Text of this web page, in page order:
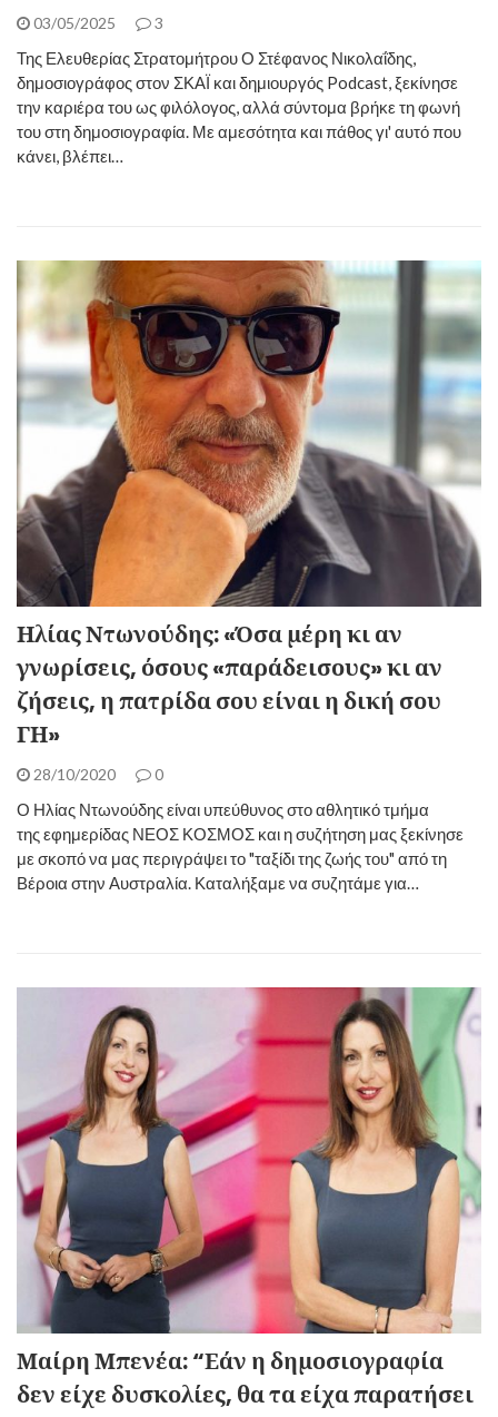
03/05/2025 3
Της Ελευθερίας Στρατομήτρου Ο Στέφανος Νικολαΐδης,
δημοσιογράφος στον ΣΚΑΪ και δημιουργός Podcast, ξεκίνησε
την καριέρα του ως φιλόλογος, αλλά σύντομα βρήκε τη φωνή
του στη δημοσιογραφία. Με αμεσότητα και πάθος γι' αυτό που
κάνει, βλέπει…
Ηλίας Ντωνούδης: «Όσα μέρη κι αν
γνωρίσεις, όσους «παράδεισους» κι αν
ζήσεις, η πατρίδα σου είναι η δική σου
ΓΗ»
28/10/2020 0
Ο Ηλίας Ντωνούδης είναι υπεύθυνος στο αθλητικό τμήμα
της εφημερίδας ΝΕΟΣ ΚΟΣΜΟΣ και η συζήτηση μας ξεκίνησε
με σκοπό να μας περιγράψει το "ταξίδι της ζωής του" από τη
Βέροια στην Αυστραλία. Καταλήξαμε να συζητάμε για…
Μαίρη Μπενέα: “Εάν η δημοσιογραφία
δεν είχε δυσκολίες, θα τα είχα παρατήσει